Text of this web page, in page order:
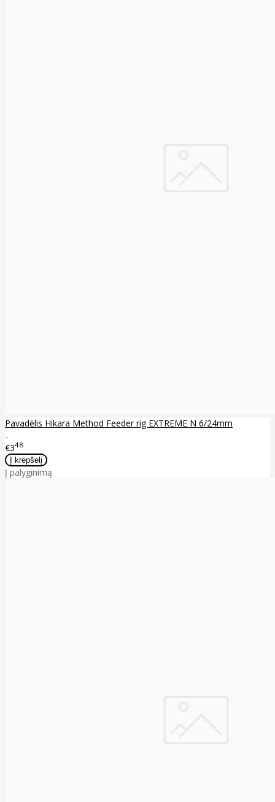
Pavadėlis Hikara Method Feeder rig EXTREME N 6/24mm
..
€348
Į palyginimą